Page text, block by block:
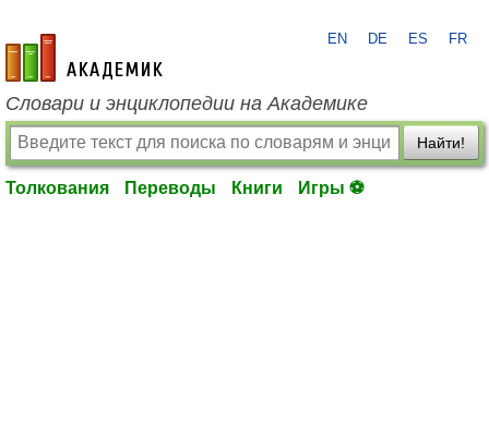
academic.ru
EN DE ES FR
Словари и энциклопедии на Академике
Найти!
Толкования Переводы Книги Игры ⚽